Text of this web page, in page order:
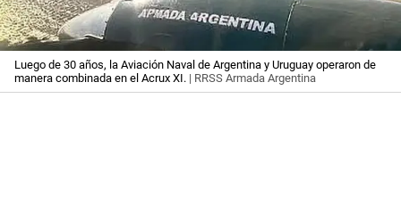
Luego de 30 años, la Aviación Naval de Argentina y Uruguay operaron de
manera combinada en el Acrux XI. | RRSS Armada Argentina